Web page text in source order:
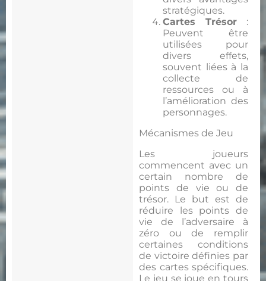
stratégiques.
Cartes Trésor :
Peuvent être
utilisées pour
divers effets,
souvent liées à la
collecte de
ressources ou à
l’amélioration des
personnages.
Mécanismes de Jeu
Les joueurs
commencent avec un
certain nombre de
points de vie ou de
trésor. Le but est de
réduire les points de
vie de l’adversaire à
zéro ou de remplir
certaines conditions
de victoire définies par
des cartes spécifiques.
Le jeu se joue en tours